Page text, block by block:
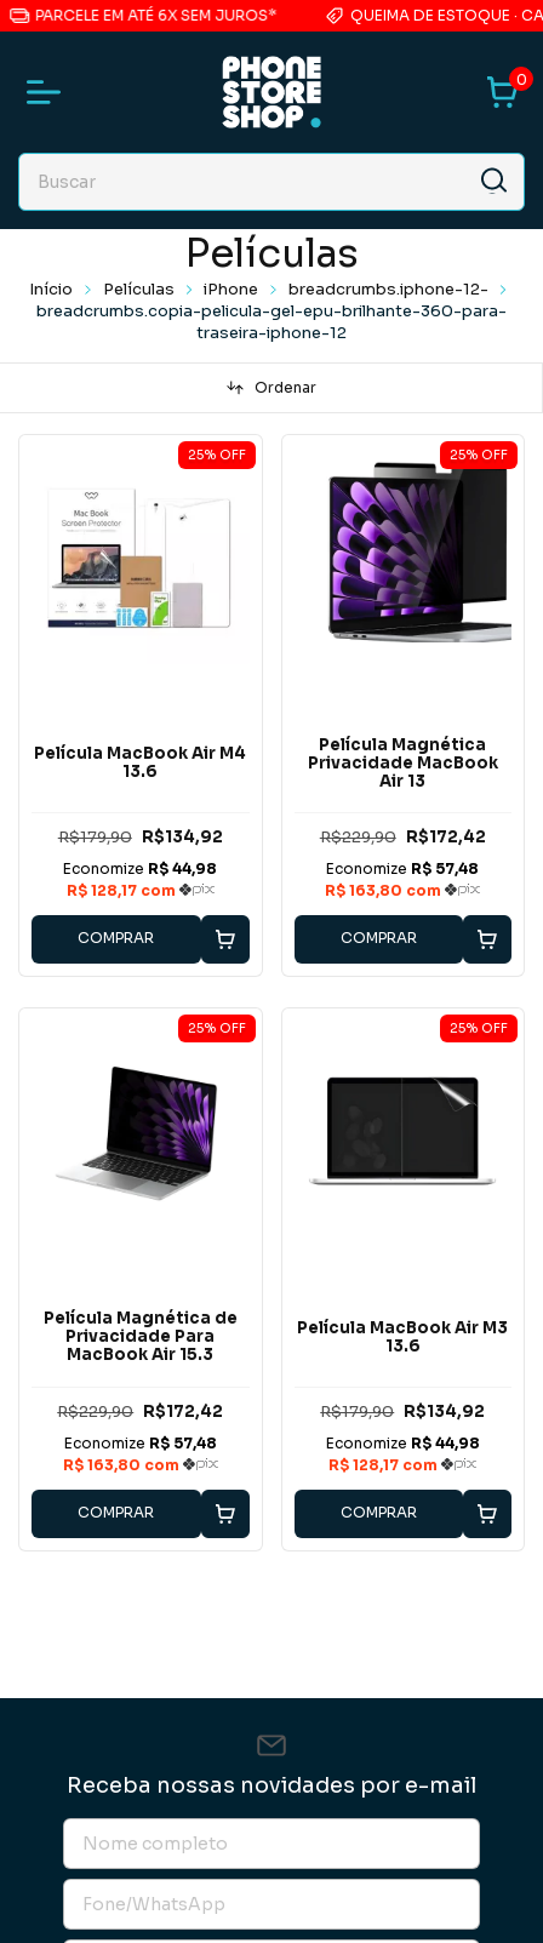
PARCELE EM ATÉ 6X SEM JUROS* QUEIMA DE ESTOQUE ·
0
Películas
Início Películas iPhone
breadcrumbs.iphone-12-
breadcrumbs.copia-pelicula-gel-epu-brilhante-360-para-
traseira-iphone-12
Ordenar
25% OFF
Película MacBook Air M4
13.6
R$179,90 R$134,92
COMPRAR
25% OFF
Película Magnética
Privacidade MacBook
Air 13
R$229,90 R$172,42
COMPRAR
25% OFF
Película Magnética de
Privacidade Para
MacBook Air 15.3
R$229,90 R$172,42
COMPRAR
25% OFF
Película MacBook Air M3
13.6
R$179,90 R$134,92
COMPRAR
Receba nossas novidades por e-mail